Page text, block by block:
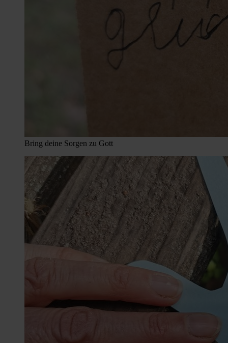
Bring deine Sorgen zu Gott